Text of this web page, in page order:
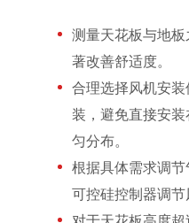
测量天花板与地
著改善舒适度。
合理选择风机安
装，避免直接安
匀分布。
根据具体需求调
可控硅控制器调节